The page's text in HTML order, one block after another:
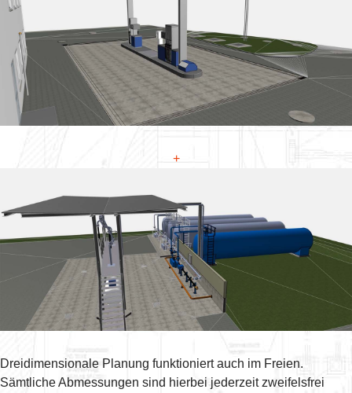
+
Dreidimensionale Planung funktioniert auch im Freien.
Sämtliche Abmessungen sind hierbei jederzeit zweifelsfrei